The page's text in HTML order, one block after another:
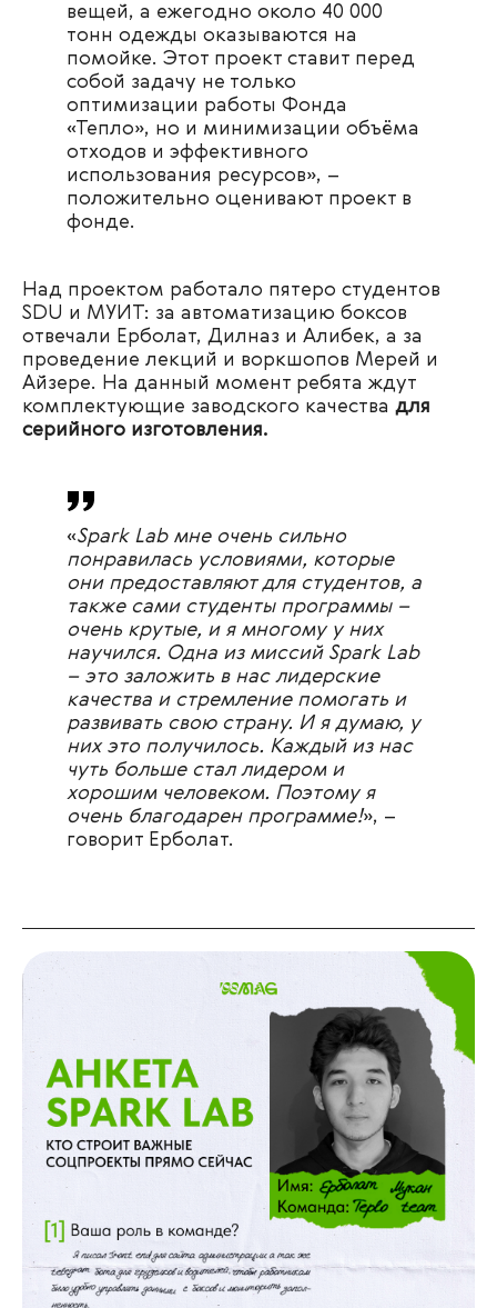
вещей, а ежегодно около 40 000
тонн одежды оказываются на
помойке. Этот проект ставит перед
собой задачу не только
оптимизации работы Фонда
«Тепло», но и минимизации объёма
отходов и эффективного
использования ресурсов», –
положительно оценивают проект в
фонде.
Над проектом работало пятеро студентов
SDU и МУИТ: за автоматизацию боксов
отвечали Ерболат, Дилназ и Алибек, а за
проведение лекций и воркшопов Мерей и
Айзере. На данный момент ребята ждут
комплектующие заводского качества для
серийного изготовления.
«Spark Lab мне очень сильно
понравилась условиями, которые
они предоставляют для студентов, а
также сами студенты программы –
очень крутые, и я многому у них
научился. Одна из миссий Spark Lab
– это заложить в нас лидерские
качества и стремление помогать и
развивать свою страну. И я думаю, у
них это получилось. Каждый из нас
чуть больше стал лидером и
хорошим человеком. Поэтому я
очень благодарен программе!», –
говорит Ерболат.